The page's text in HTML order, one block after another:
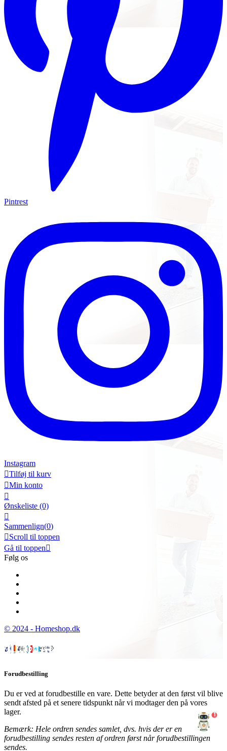
Pintrest
Instagram
Tilføj til kurv
Min konto

Ønskeliste (0)

Sammenlign(0)
Scroll til toppen
Gå til toppen
Følg os
© 2024 - Homeshop.dk
Forudbestilling
Du er ved at forudbestille en vare. Dette betyder at den først vil blive
sendt afsted på et senere tidspunkt når vi modtager den på vores
lager.
Bemærk: Hele ordren sendes samlet, dvs. hvis der er en
forudbestilling sendes resten af ordren først når forudbestillingen
sendes.
1